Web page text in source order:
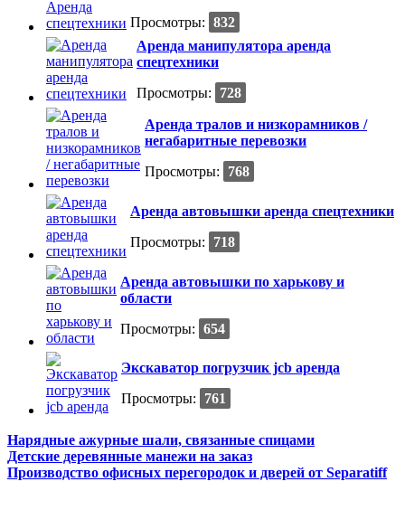
Просмотры: 832
Аренда манипулятора аренда
спецтехники
Просмотры:
728
Аренда тралов и низкорамников /
негабаритные перевозки
Просмотры:
768
Аренда автовышки аренда спецтехники
Просмотры:
718
Аренда автовышки по харькову и
области
Просмотры: 654
Экскаватор погрузчик jcb аренда
Просмотры:
761
Нарядные ажурные шали, связанные спицами
Детские деревянные манежи на заказ
Производство офисных перегородок и дверей от Separatiff